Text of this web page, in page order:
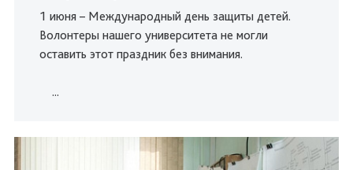
1 июня – Международный день защиты детей.
Волонтеры нашего университета не могли
оставить этот праздник без внимания.
...